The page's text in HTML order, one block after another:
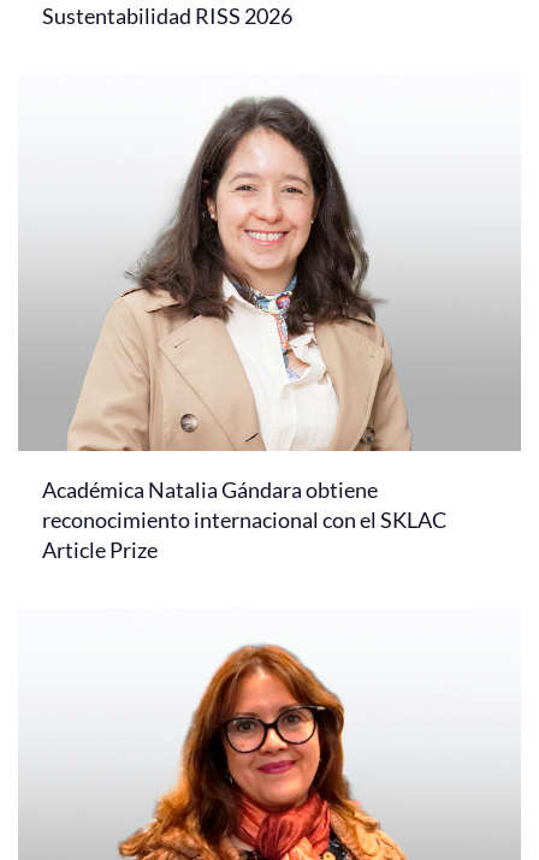
Sustentabilidad RISS 2026
Académica Natalia Gándara obtiene
reconocimiento internacional con el SKLAC
Article Prize